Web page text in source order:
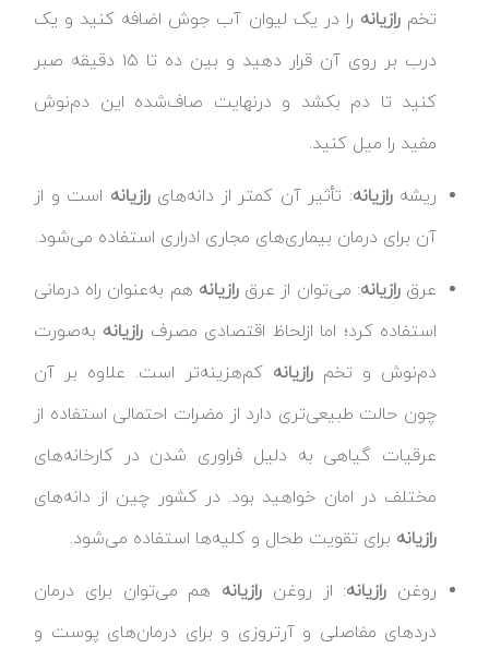
تخمرازیانه را در یک لیوان آب جوش اضافه کنید و یک
درب بر روی آن قرار دهید و بین ده تا ۱۵ دقیقه صبر
کنید تا دم بکشد و درنهایت صاف‌شده این دم‌نوش
مفید را میل کنید.
ریشهرازیانه: تأثیر آن کمتر از دانه‌هایرازیانه است و از
آن برای درمان بیماری‌های مجاری ادراری استفاده می‌شود.
عرقرازیانه: می‌توان از عرقرازیانه هم به‌عنوان راه درمانی
استفاده کرد؛ اما ازلحاظ اقتصادی مصرف رازیانه به‌صورت
دم‌نوش و تخمرازیانه کم‌هزینه‌تر است. علاوه بر آن
چون حالت طبیعی‌تری دارد از مضرات احتمالی استفاده از
عرقیات گیاهی به دلیل فراوری شدن در کارخانه‌های
مختلف در امان خواهید بود. در کشور چین از دانه‌های
رازیانه برای تقویت طحال و کلیه‌ها استفاده می‌شود.
روغن رازیانه: از روغن رازیانه هم می‌توان برای درمان
دردهای مفاصلی و آرتروزی و برای درمان‌های پوست و